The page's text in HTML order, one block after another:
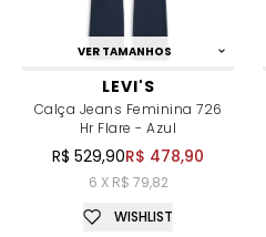
VER TAMANHOS
LEVI'S
Calça Jeans Feminina 726
Hr Flare - Azul
R$ 529,90R$ 478,90
6 X R$ 79,82
WISHLIST